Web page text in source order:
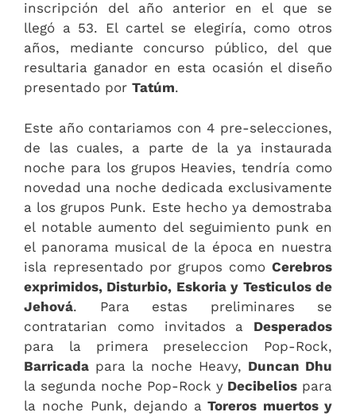
inscripción del año anterior en el que se
llegó a 53. El cartel se elegiría, como otros
años, mediante concurso público, del que
resultaria ganador en esta ocasión el diseño
presentado por Tatúm.
Este año contariamos con 4 pre-selecciones,
de las cuales, a parte de la ya instaurada
noche para los grupos Heavies, tendría como
novedad una noche dedicada exclusivamente
a los grupos Punk. Este hecho ya demostraba
el notable aumento del seguimiento punk en
el panorama musical de la época en nuestra
isla representado por grupos como Cerebros
exprimidos, Disturbio, Eskoria y Testiculos de
Jehová. Para estas preliminares se
contratarian como invitados a Desperados
para la primera preseleccion Pop-Rock,
Barricada para la noche Heavy, Duncan Dhu
la segunda noche Pop-Rock y Decibelios para
la noche Punk, dejando a Toreros muertos y